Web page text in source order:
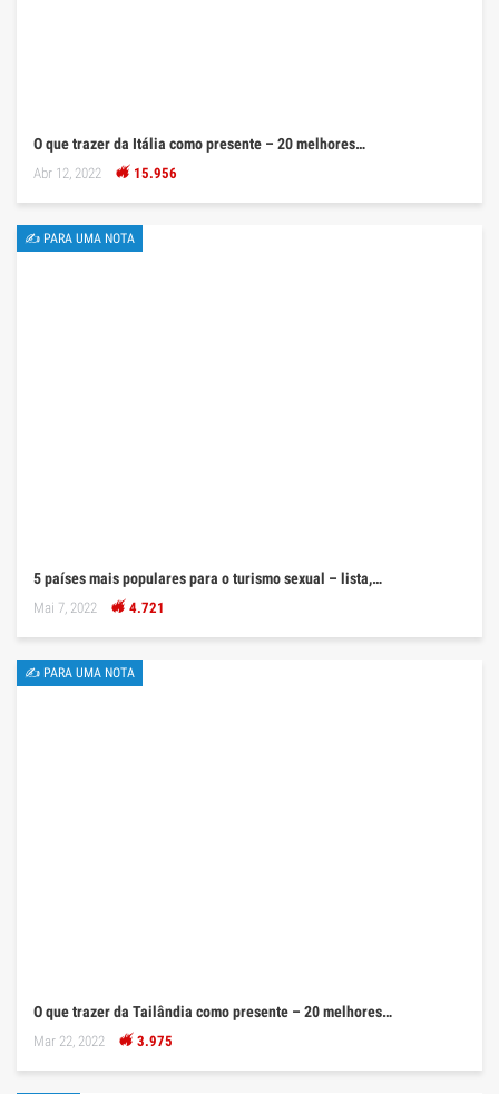
O que trazer da Itália como presente – 20 melhores…
Abr 12, 2022 15.956
✍ PARA UMA NOTA
5 países mais populares para o turismo sexual – lista,…
Mai 7, 2022 4.721
✍ PARA UMA NOTA
O que trazer da Tailândia como presente – 20 melhores…
Mar 22, 2022 3.975